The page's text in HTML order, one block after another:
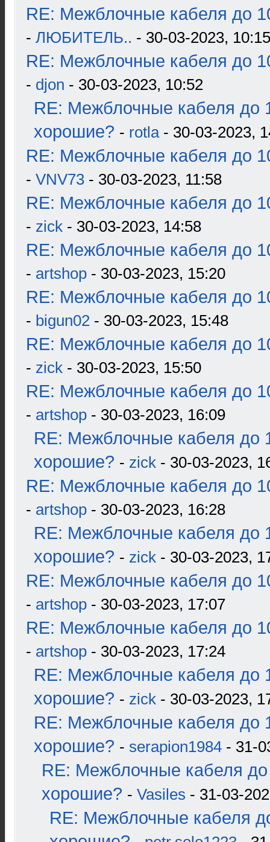
RE: Межблочные кабеля до
- ЛЮБИТЕЛЬ.. - 30-03-2023, 10:15
RE: Межблочные кабеля до
- djon - 30-03-2023, 10:52
RE: Межблочные кабеля до
хорошие? - rotla- 30-03-2023,
RE: Межблочные кабеля до
- VNV73 - 30-03-2023, 11:58
RE: Межблочные кабеля до
- zick - 30-03-2023, 14:58
RE: Межблочные кабеля до
- artshop - 30-03-2023, 15:20
RE: Межблочные кабеля до
- bigun02 - 30-03-2023, 15:48
RE: Межблочные кабеля до
- zick - 30-03-2023, 15:50
RE: Межблочные кабеля до
- artshop - 30-03-2023, 16:09
RE: Межблочные кабеля до
хорошие? - zick - 30-03-2023,
RE: Межблочные кабеля до
- artshop - 30-03-2023, 16:28
RE: Межблочные кабеля до
хорошие? - zick - 30-03-2023,
RE: Межблочные кабеля до
- artshop - 30-03-2023, 17:07
RE: Межблочные кабеля до
- artshop - 30-03-2023, 17:24
RE: Межблочные кабеля до
хорошие? - zick - 30-03-2023,
RE: Межблочные кабеля до
хорошие? - serapion1984 - 31-
RE: Межблочные кабеля до
хорошие? - Vasiles - 31-03-
RE: Межблочные кабеля